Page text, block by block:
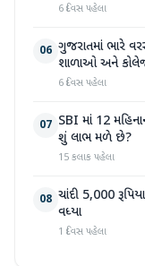
6 દિવસ પહેલા
06 ગુજરાતમાં ભારે
શાળાઓ અને
6 દિવસ પહેલા
07 SBI માં 12
શું લાભ મળે છે?
15 કલાક પહેલા
08 ચાંદી 5,000
વધ્યા
1 દિવસ પહેલા